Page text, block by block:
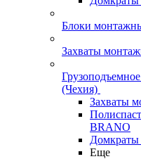
Блоки
Захваты
(Чехия)
Захваты
BRANO
Домкраты
Еще